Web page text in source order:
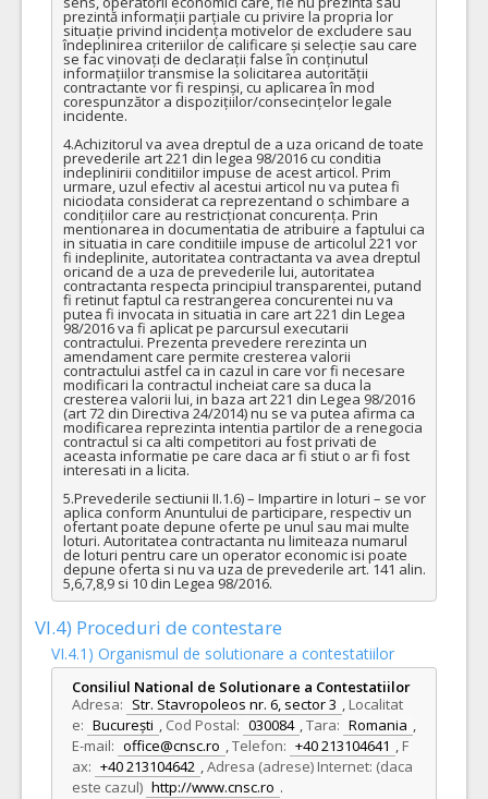
prezintă informații parțiale cu privire la propria lor
situație privind incidența motivelor de excludere sau
îndeplinirea criteriilor de calificare și selecție sau care
se fac vinovați de declarații false în conținutul
informațiilor transmise la solicitarea autorității
contractante vor fi respinși, cu aplicarea în mod
corespunzător a dispozițiilor/consecințelor legale
incidente.
4.Achizitorul va avea dreptul de a uza oricand de toate
prevederile art 221 din legea 98/2016 cu conditia
indeplinirii conditiilor impuse de acest articol. Prim
urmare, uzul efectiv al acestui articol nu va putea fi
niciodata considerat ca reprezentand o schimbare a
condițiilor care au restricționat concurența. Prin
mentionarea in documentatia de atribuire a faptului ca
in situatia in care conditiile impuse de articolul 221 vor
fi indeplinite, autoritatea contractanta va avea dreptul
oricand de a uza de prevederile lui, autoritatea
contractanta respecta principiul transparentei, putand
fi retinut faptul ca restrangerea concurentei nu va
putea fi invocata in situatia in care art 221 din Legea
98/2016 va fi aplicat pe parcursul executarii
contractului. Prezenta prevedere rerezinta un
amendament care permite cresterea valorii
contractului astfel ca in cazul in care vor fi necesare
modificari la contractul incheiat care sa duca la
cresterea valorii lui, in baza art 221 din Legea 98/2016
(art 72 din Directiva 24/2014) nu se va putea afirma ca
modificarea reprezinta intentia partilor de a renegocia
contractul si ca alti competitori au fost privati de
aceasta informatie pe care daca ar fi stiut o ar fi fost
interesati in a licita.
5.Prevederile sectiunii II.1.6) – Impartire in loturi – se vor
aplica conform Anuntului de participare, respectiv un
ofertant poate depune oferte pe unul sau mai multe
loturi. Autoritatea contractanta nu limiteaza numarul
de loturi pentru care un operator economic isi poate
depune oferta si nu va uza de prevederile art. 141 alin.
5,6,7,8,9 si 10 din Legea 98/2016.
VI.4) Proceduri de contestare
VI.4.1) Organismul de solutionare a contestatiilor
Consiliul National de Solutionare a Contestatiilor
Adresa: Str. Stavropoleos nr. 6, sector 3 , Localitat
e: București , Cod Postal: 030084 ,Tara: Romania ,
E-mail: office@cnsc.ro ,Telefon: +40 213104641 , F
ax: +40 213104642 ,Adresa (adrese) Internet: (daca
este cazul) http://www.cnsc.ro .